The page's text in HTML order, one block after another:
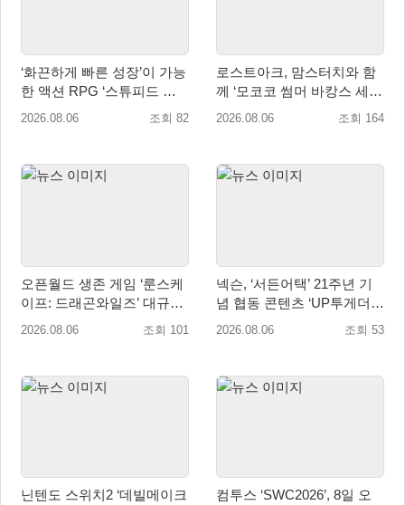
‘화끈하게 빠른 성장’이 가능
한 액션 RPG ‘스튜피드 네
버 다이즈’ 패키지판 예약판
2026.08.06 조회 82
로스트아크, 맘스터치와 함
께 ‘모코코 썸머 바캉스 세
트’ 출시
2026.08.06 조회 164
오픈월드 생존 게임 ‘룬스케
이프: 드래곤와일즈’ 대규모
유저 편의성 개선 및 사이드
2026.08.06 조회 101
넥슨, ‘서든어택’ 21주년 기
념 협동 콘텐츠 ‘UP투게더’
업데이트
2026.08.06 조회 53
닌텐도 스위치2 ‘데빌메이크
컴투스 ‘SWC2026’, 8일 오